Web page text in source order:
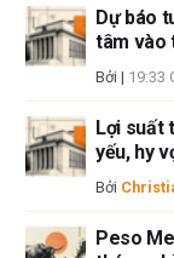
Nếu không được đề
bài, tác giả không
cập trong bài viết
nào được đề cập.
này, ngoài từ FXStreet.
FXStreet và tác giả
giả không cam đoan
tin này. FXStreet và
thông tin này và việc
Dự báo
tâm vào
Bởi | 19:33
Lợi suất
yếu, hy
Bởi
Peso